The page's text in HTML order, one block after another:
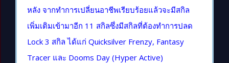
หลัง จากทำการเปลี่ยนอาชีพเรียบร้อยแล้วจะมีสกิล
เพิ่มเติมเข้ามาอีก 11 สกิลซึ่งมีสกิลที่ต้องทำการปลด
Lock 3 สกิล ได้แก่ Quicksilver Frenzy, Fantasy
Tracer และ Dooms Day (Hyper Active)